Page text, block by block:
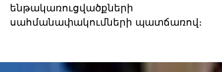
ենթակառուցվածքների
սահմանափակումների պատճառով։